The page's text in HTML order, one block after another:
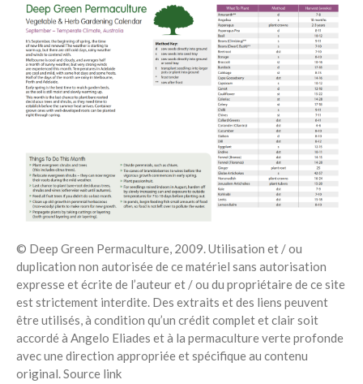
© Deep Green Permaculture, 2009. Utilisation et / ou
duplication non autorisée de ce matériel sans autorisation
expresse et écrite de l’auteur et / ou du propriétaire de ce site
est strictement interdite. Des extraits et des liens peuvent
être utilisés, à condition qu’un crédit complet et clair soit
accordé à Angelo Eliades et à la permaculture verte profonde
avec une direction appropriée et spécifique au contenu
original. Source link